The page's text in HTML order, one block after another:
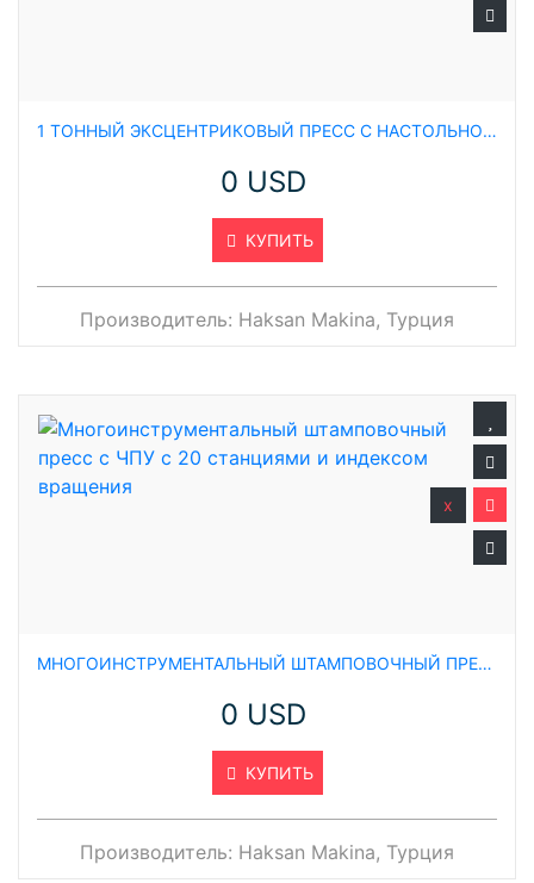
1 ТОННЫЙ ЭКСЦЕНТРИКОВЫЙ ПРЕСС С НАСТОЛЬНОЙ ПОДСТАВКОЙ
0 USD
КУПИТЬ
Производитель: Haksan Makina, Турция
МНОГОИНСТРУМЕНТАЛЬНЫЙ ШТАМПОВОЧНЫЙ ПРЕСС С ЧПУ С 20 СТАНЦИЯМИ И ИНДЕКСОМ ВРАЩЕНИЯ
0 USD
КУПИТЬ
x
Производитель: Haksan Makina, Турция